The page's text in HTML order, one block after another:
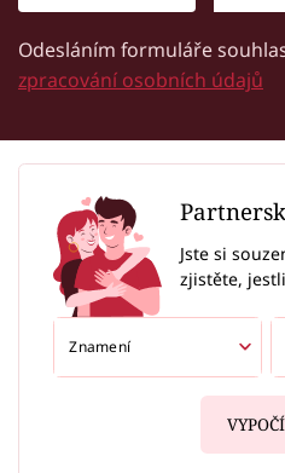
Odesláním formuláře
zpracování osobních údajů
Jste si
zjistěte,